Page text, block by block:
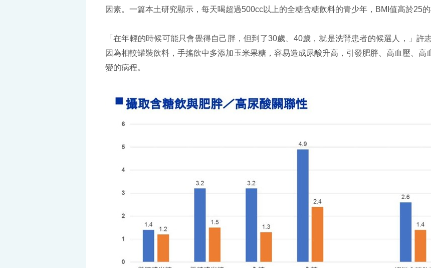
因素。一篇本土研究顯示，每天喝超過500cc以上的全糖含糖飲料的青少年，BMI值高於25
「在年輕的時候可能只會覺得自己胖，但到了30歲、40歲，就是洗腎患者的候選人，」許
因為相較罐裝飲料，手搖飲中多添加玉米果糖，容易造成尿酸升高，引發肥胖、高血壓、
變的病程。